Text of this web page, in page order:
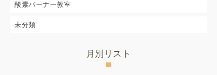
酸素バーナー教室
未分類
月別リスト